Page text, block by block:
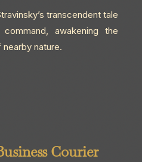
transcendent tale
awakening the
nature.
Courier